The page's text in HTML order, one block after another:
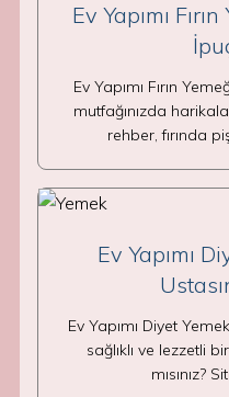
Ev Yapımı
Ev Yapımı Fırın
mutfağınızda
rehber, fırında
Ev Yapımı
Ev Yapımı Diyet
sağlıklı ve lezzetli
mısınız?